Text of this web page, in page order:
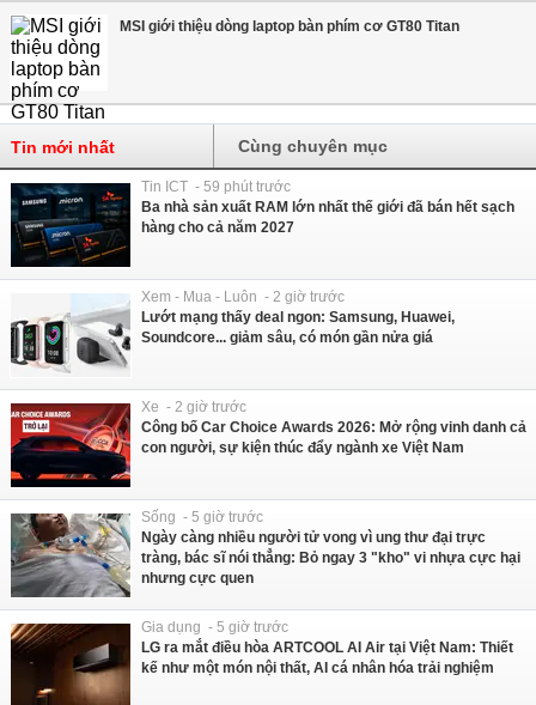
MSI giới thiệu dòng laptop bàn phím cơ GT80 Titan
Tin mới nhất Cùng chuyên mục
Tin ICT - 59 phút trước
Ba nhà sản xuất RAM lớn nhất thế giới đã bán hết sạch
hàng cho cả năm 2027
Xem - Mua - Luôn - 2 giờ trước
Lướt mạng thấy deal ngon: Samsung, Huawei,
Soundcore... giảm sâu, có món gần nửa giá
Xe - 2 giờ trước
Công bố Car Choice Awards 2026: Mở rộng vinh danh cả
con người, sự kiện thúc đẩy ngành xe Việt Nam
Sống - 5 giờ trước
Ngày càng nhiều người tử vong vì ung thư đại trực
tràng, bác sĩ nói thẳng: Bỏ ngay 3 "kho" vi nhựa cực hại
nhưng cực quen
Gia dụng - 5 giờ trước
LG ra mắt điều hòa ARTCOOL AI Air tại Việt Nam: Thiết
kế như một món nội thất, AI cá nhân hóa trải nghiệm